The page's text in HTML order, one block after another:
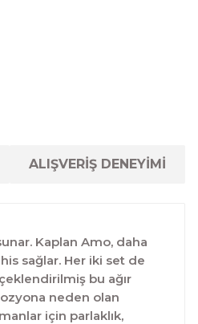
ALIŞVERİŞ DENEYİMİ
Kaplan Amo, daha
sağlar. Her iki set de
bu ağır
neden olan
için parlaklık,